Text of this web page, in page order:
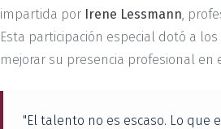
impartida por Irene Lessmann,
Esta participación especial dotó a
mejorar su presencia profesional
"El talento no es escaso. Lo que